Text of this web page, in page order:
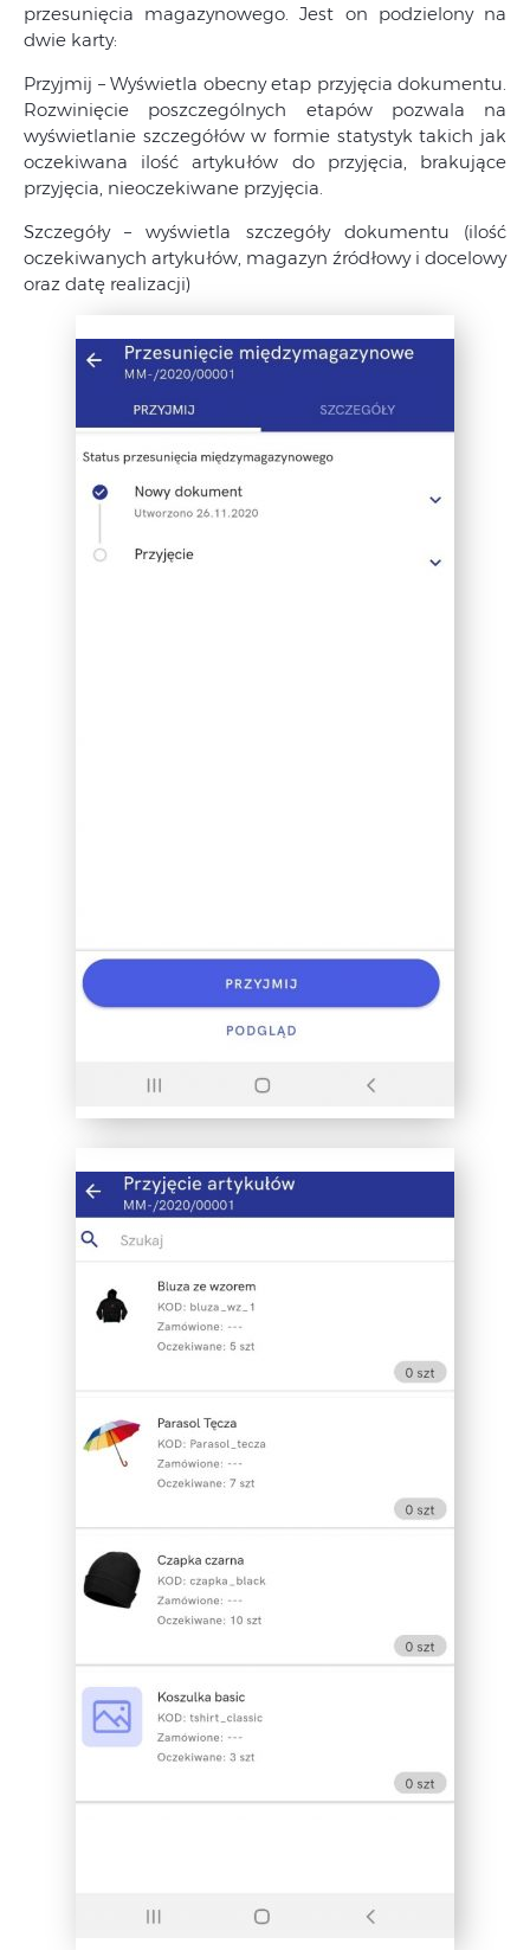
przesunięcia magazynowego. Jest on podzielony na
dwie karty:
Przyjmij – Wyświetla obecny etap przyjęcia dokumentu.
Rozwinięcie poszczególnych etapów pozwala na
wyświetlanie szczegółów w formie statystyk takich jak
oczekiwana ilość artykułów do przyjęcia, brakujące
przyjęcia, nieoczekiwane przyjęcia.
Szczegóły – wyświetla szczegóły dokumentu (ilość
oczekiwanych artykułów, magazyn źródłowy i docelowy
oraz datę realizacji)